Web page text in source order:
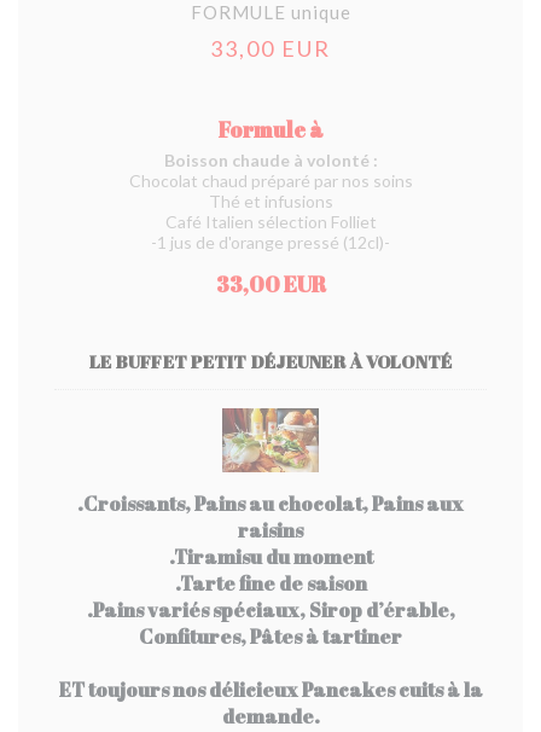
FORMULE unique
33,00 EUR
Formule à
Boisson chaude à volonté :
Chocolat chaud préparé par nos soins
Thé et infusions
Café Italien sélection Folliet
-1 jus de d'orange pressé (12cl)-
33,00 EUR
LE BUFFET PETIT DÉJEUNER À VOLONTÉ
.Croissants, Pains au chocolat, Pains aux
raisins
.Tiramisu du moment
.Tarte fine de saison
.Pains variés spéciaux, Sirop d’érable,
Confitures, Pâtes à tartiner
ET toujours nos délicieux Pancakes cuits à la
demande.